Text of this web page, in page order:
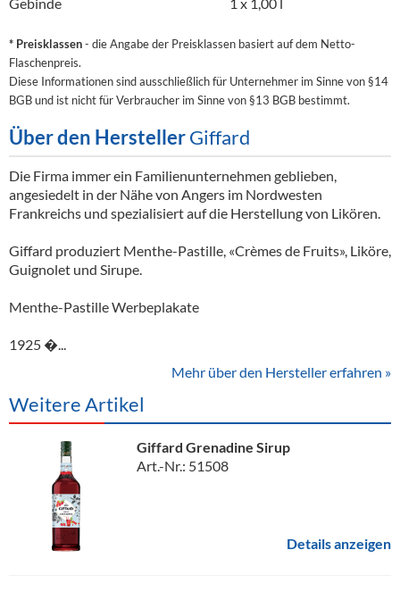
* Preisklassen- die Angabe der Preisklassen basiert auf dem Netto-
Flaschenpreis.
Diese Informationen sind ausschließlich für Unternehmer im Sinne von §14
BGB und ist nicht für Verbraucher im Sinne von §13 BGB bestimmt.
Über den HerstellerGiffard
Die Firma immer ein Familienunternehmen geblieben,
angesiedelt in der Nähe von Angers im Nordwesten
Frankreichs und spezialisiert auf die Herstellung von Likören.
Giffard produziert Menthe-Pastille, «Crèmes de Fruits», Liköre,
Guignolet und Sirupe.
Menthe-Pastille Werbeplakate
1925 �...
Mehr über den Hersteller erfahren »
Weitere Artikel
Giffard Grenadine Sirup
Art.-Nr.: 51508
Details anzeigen